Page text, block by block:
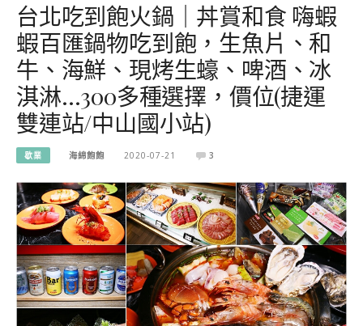
台北吃到飽火鍋｜丼賞和食 嗨蝦
蝦百匯鍋物吃到飽，生魚片、和
牛、海鮮、現烤生蠔、啤酒、冰
淇淋…300多種選擇，價位(捷運
雙連站/中山國小站)
歇業 海綿飽飽 2020-07-21 3